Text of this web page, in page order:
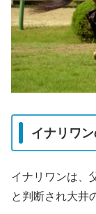
イナリワ
イナリワンは、
と判断され大井